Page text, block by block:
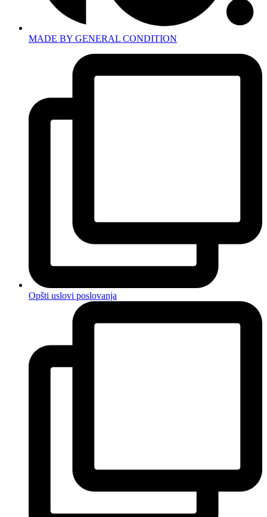
MADE BY GENERAL CONDITION
Opšti uslovi poslovanja